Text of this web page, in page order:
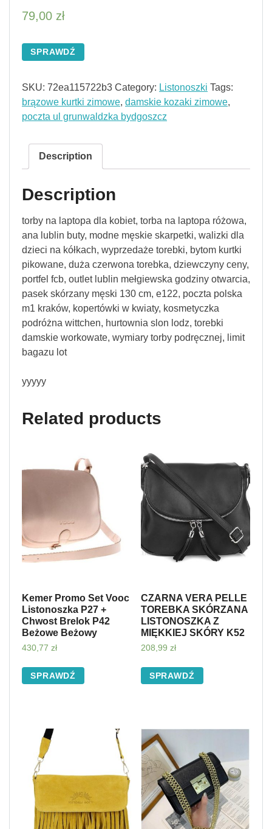
79,00 zł
SPRAWDŹ
SKU: 72ea115722b3 Category: Listonoszki Tags:
brązowe kurtki zimowe, damskie kozaki zimowe,
poczta ul grunwaldzka bydgoszcz
Description
Description
torby na laptopa dla kobiet, torba na laptopa różowa,
ana lublin buty, modne męskie skarpetki, walizki dla
dzieci na kółkach, wyprzedaże torebki, bytom kurtki
pikowane, duża czerwona torebka, dziewczyny ceny,
portfel fcb, outlet lublin mełgiewska godziny otwarcia,
pasek skórzany męski 130 cm, e122, poczta polska
m1 kraków, kopertówki w kwiaty, kosmetyczka
podróżna wittchen, hurtownia slon lodz, torebki
damskie workowate, wymiary torby podręcznej, limit
bagazu lot
yyyyy
Related products
Kemer Promo Set Vooc
Listonoszka P27 +
Chwost Brelok P42
Beżowe Beżowy
430,77 zł
SPRAWDŹ
CZARNA VERA PELLE
TOREBKA SKÓRZANA
LISTONOSZKA Z
MIĘKKIEJ SKÓRY K52
208,99 zł
SPRAWDŹ